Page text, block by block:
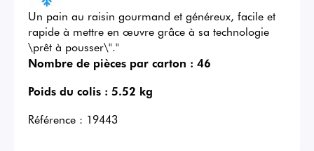
Un pain au raisin gourmand et généreux, facile et
rapide à mettre en œuvre grâce à sa technologie
\prêt à pousser\"."
Nombre de pièces par carton : 46
Poids du colis : 5.52 kg
Référence : 19443